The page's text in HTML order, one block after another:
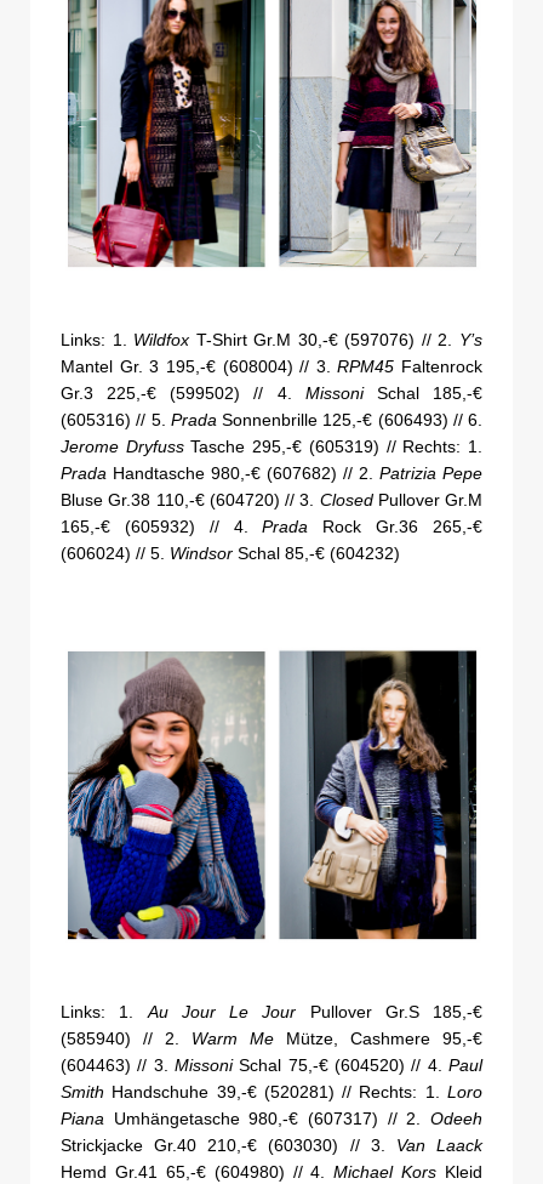
Links: 1. Wildfox T-Shirt Gr.M 30,-€ (597076) // 2. Y’s
Mantel Gr. 3 195,-€ (608004) // 3.RPM45 Faltenrock
Gr.3 225,-€ (599502) // 4. MissoniSchal 185,-€
(605316) // 5. Prada Sonnenbrille 125,-€ (606493) // 6.
Jerome DryfussTasche 295,-€ (605319) // Rechts: 1.
Prada Handtasche 980,-€ (607682) // 2. Patrizia Pepe
Bluse Gr.38 110,-€ (604720) // 3. ClosedPullover Gr.M
165,-€ (605932) // 4.Prada Rock Gr.36 265,-€
(606024) // 5. Windsor Schal 85,-€ (604232)
Links: 1. Au Jour Le Jour Pullover Gr.S 185,-€
(585940) // 2. Warm Me Mütze, Cashmere 95,-€
(604463) // 3. MissoniSchal 75,-€ (604520) // 4. Paul
Smith Handschuhe 39,-€ (520281) // Rechts: 1. Loro
Piana Umhängetasche 980,-€ (607317) // 2. Odeeh
Strickjacke Gr.40 210,-€ (603030) // 3. Van Laack
Hemd Gr.41 65,-€ (604980) // 4.Michael Kors Kleid